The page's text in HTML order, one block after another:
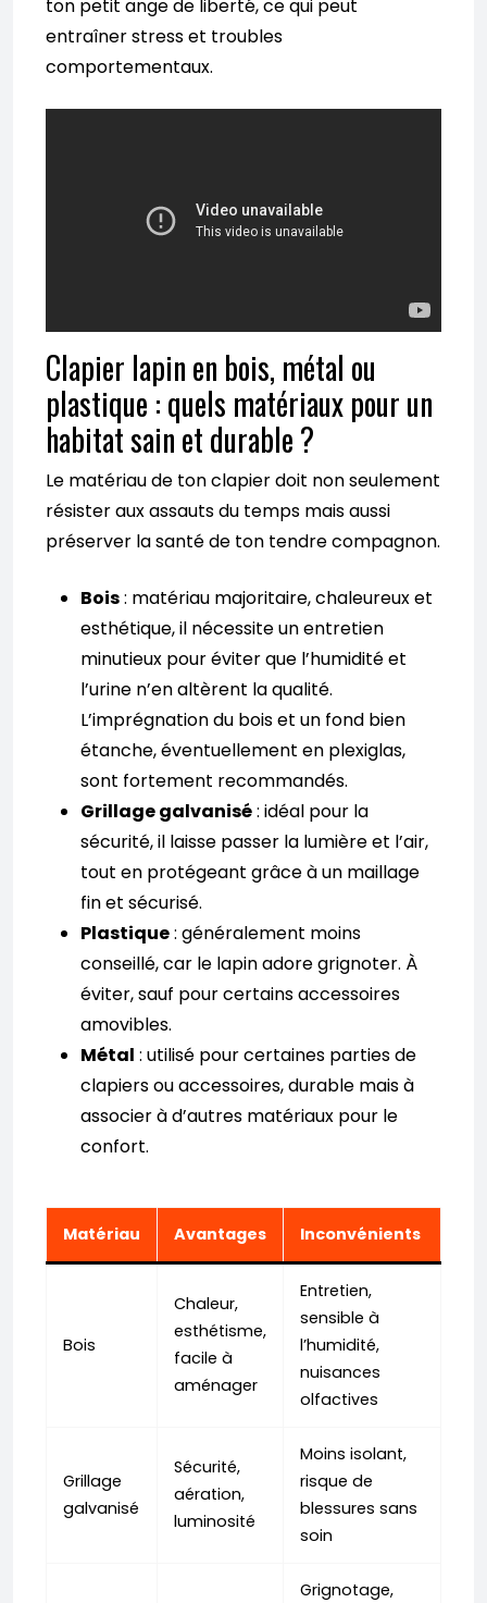
ton petit ange de liberté, ce qui peut
entraîner stress et troubles
comportementaux.
Clapier lapin en bois, métal ou
plastique : quels matériaux pour un
habitat sain et durable ?
Le matériau de ton clapier doit non seulement
résister aux assauts du temps mais aussi
préserver la santé de ton tendre compagnon.
Bois: matériau majoritaire, chaleureux et
esthétique, il nécessite un entretien
minutieux pour éviter que l’humidité et
l’urine n’en altèrent la qualité.
L’imprégnation du bois et un fond bien
étanche, éventuellement en plexiglas,
sont fortement recommandés.
Grillage galvanisé: idéal pour la
sécurité, il laisse passer la lumière et l’air,
tout en protégeant grâce à un maillage
fin et sécurisé.
Plastique: généralement moins
conseillé, car le lapin adore grignoter. À
éviter, sauf pour certains accessoires
amovibles.
Métal : utilisé pour certaines parties de
clapiers ou accessoires, durable mais à
associer à d’autres matériaux pour le
confort.
Matériau Avantages Inconvénients
Bois
Chaleur,
esthétisme,
facile à
aménager
Entretien,
sensible à
l’humidité,
nuisances
olfactives
Grillage
galvanisé
Sécurité,
aération,
luminosité
Moins isolant,
risque de
blessures sans
soin
Grignotage,